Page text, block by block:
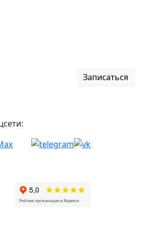
Записаться